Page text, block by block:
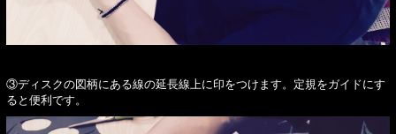
③ディスクの図柄にある線の延長線上に印をつけます。定規をガイドにす
ると便利です。